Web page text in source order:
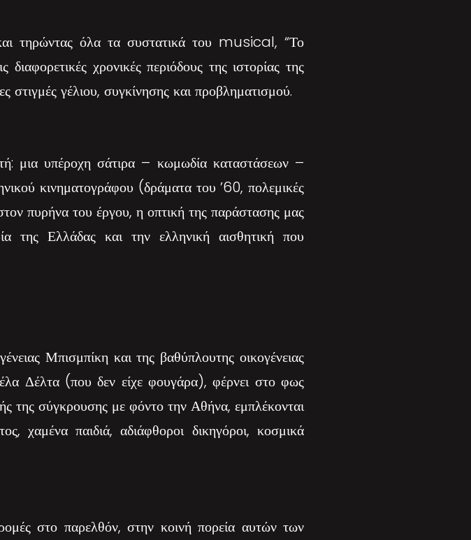
τηρώντας όλα τα συστατικά του musical, “Το
χρονικές περιόδους της ιστορίας της
γέλιου, συγκίνησης και προβληματισμού.
μια υπέροχη σάτιρα – κωμωδία καταστάσεων –
κινηματογράφου (δράματα του ’60, πολεμικές
πυρήνα του έργου, η οπτική της παράστασης μας
της Ελλάδας και την ελληνική αισθητική που
Μπισμπίκη και της βαθύπλουτης οικογένειας
Δέλτα (που δεν είχε φουγάρα), φέρνει στο φως
της σύγκρουσης με φόντο την Αθήνα, εμπλέκονται
χαμένα παιδιά, αδιάφθοροι δικηγόροι, κοσμικά
στο παρελθόν, στην κοινή πορεία αυτών των